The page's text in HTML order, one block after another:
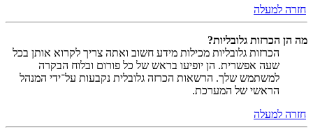
חזרה למעלה
מה הן הכרזות גלובליות?
הכרזות גלובליות מכילות מידע חשוב ואתה צריך לקרוא אותן בכל
שעה אפשרית. הן יופיעו בראש של כל פורום ובלוח הבקרה
למשתמש שלך. הרשאות הכרזה גלובלית נקבעות על־ידי המנהל
הראשי של המערכת.
חזרה למעלה